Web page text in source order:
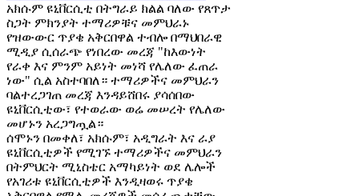
አክሱም ዩኒቨርሲቲ በትግራይ ክልል ባለው የጸጥታ
ስጋት ምክንያት ተማሪዎቹና መምህራኑ
የዝውውር ጥያቄ አቅርበዋል ተብሎ በማህበራዊ
ሚዲያ ሲሰራጭ የነበረው መረጃ "ከእውነት
የራቀ እና ምንም አይነት መነሻ የሌለው ፈጠራ
ነው" ሲል አስተባበለ። ተማሪዎችና መምህራን
ባልተረጋገጠ መረጃ እንዳይሸበሩ ያሳሰበው
ዩኒቨርሲቲው፣ የተወራው ወሬ መሠረት የሌለው
መሆኑን አረጋግጧል።
ሰሞኑን በመቀለ፣ አክሱም፣ አዲግራት እና ራያ
ዩኒቨርሲቲዎች የሚገኙ ተማሪዎችና መምህራን
በትምህርት ሚኒስቴር አማካይነት ወደ ሌሎች
የአገሪቱ ዩኒቨርሲቲዎች እንዲዛወሩ ጥያቄ